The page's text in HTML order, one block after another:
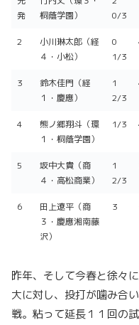
発
桐蔭学園）
0/3
2
小川琳太郎（経
４・小松）
0
1/3
3
鈴木佳門（経
１・慶應）
1
2/3
4
熊ノ郷翔斗（環
１・桐蔭学園）
1/3
5
坂中大貴（商
４・高松商業）
1
2/3
6
田上遼平（商
３・慶應湘南藤
沢）
3
昨年、そして今春と徐々
大に対し、投打が噛み合
戦。粘って延長１１回の